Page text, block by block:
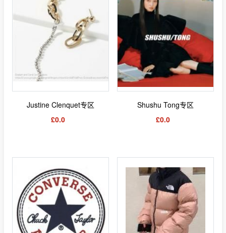
Justine Clenquet专区
£0.0
Shushu Tong专区
£0.0